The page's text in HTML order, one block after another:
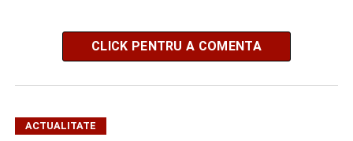
CLICK PENTRU A COMENTA
ACTUALITATE